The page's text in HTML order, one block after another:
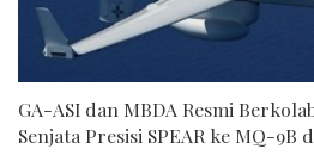
GA-ASI dan MBDA Resmi
Senjata Presisi SPEAR ke MQ-9B